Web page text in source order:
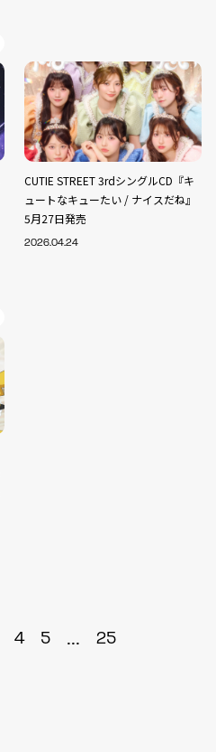
CUTIE STREET 3rdシングルCD『キ
ュートなキューたい / ナイスだね』
5月27日発売
2026.04.24
4 5 ... 25